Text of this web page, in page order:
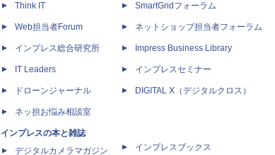
Think IT
Web担当者Forum
インプレス総合研究所
IT Leaders
ドローンジャーナル
ネッ担お悩み相談室
インプレスの本と雑誌
デジタルカメラマガジン
SmartGridフォーラム
ネットショップ担当者フォーラム
Impress Business Library
インプレスセミナー
DIGITAL X（デジタルクロス）
インプレスブックス